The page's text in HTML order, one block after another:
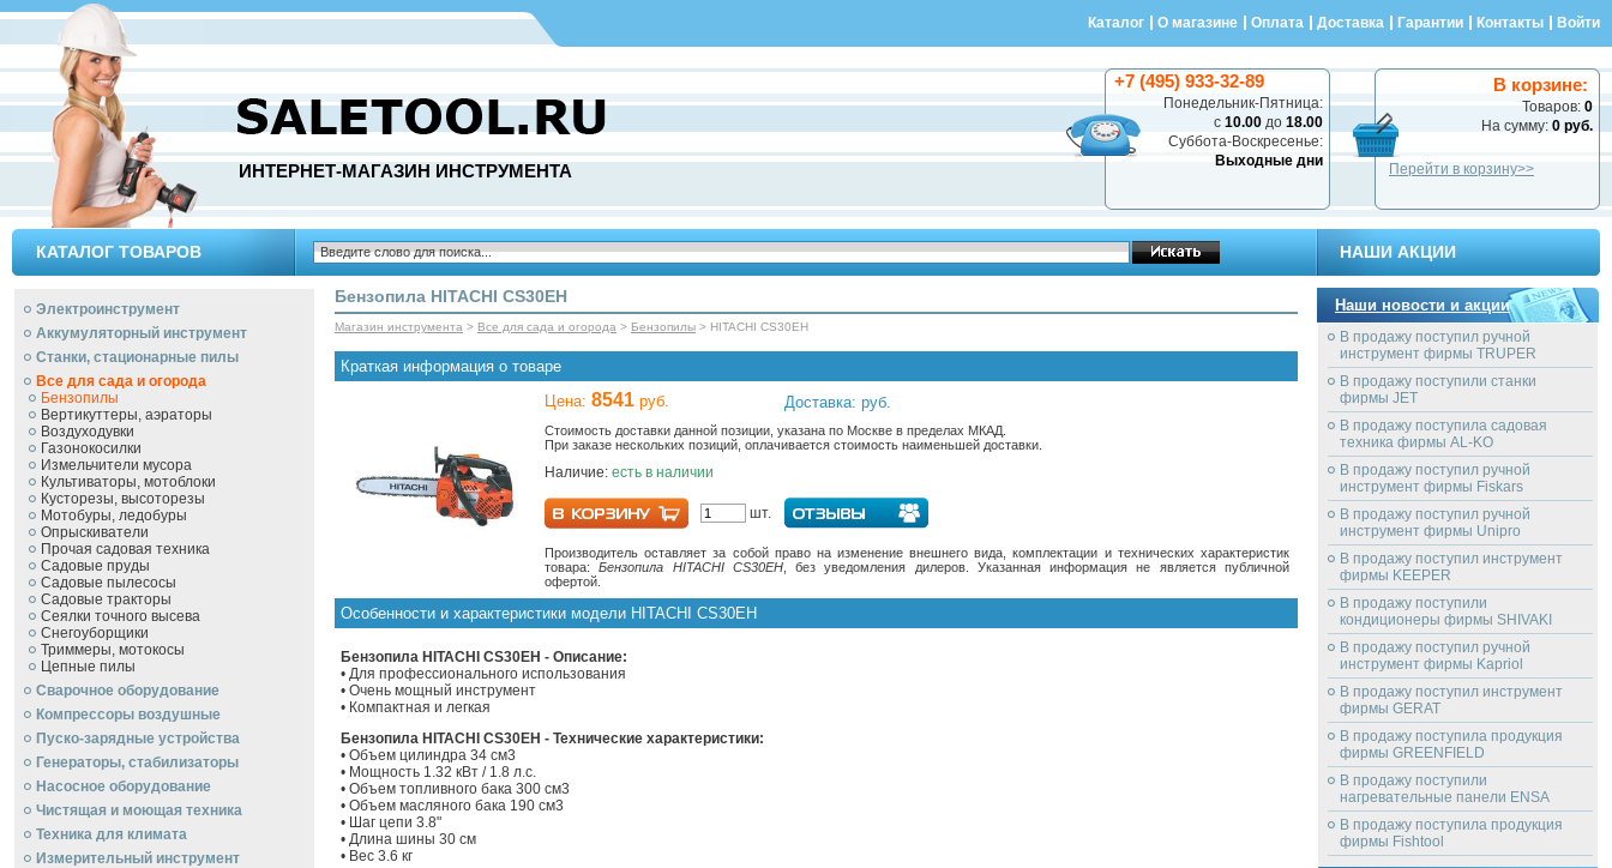
Каталог О магазине Оплата Доставка Гарантии Контакты Войти
ИНТЕРНЕТ-МАГАЗИН ИНСТРУМЕНТА
В корзине:
Товаров: 0
На сумму: 0 руб.
Перейти в корзину>>
+7 (495) 933-32-89
Понедельник-Пятница:
с 10.00 до 18.00
Суббота-Воскресенье:
Выходные дни
КАТАЛОГ ТОВАРОВ НАШИ АКЦИИ
Электроинструмент
Аккумуляторный инструмент
Станки, стационарные пилы
Все для сада и огорода
Бензопилы
Вертикуттеры, аэраторы
Воздуходувки
Газонокосилки
Измельчители мусора
Культиваторы, мотоблоки
Кусторезы, высоторезы
Мотобуры, ледобуры
Опрыскиватели
Прочая садовая техника
Садовые пруды
Садовые пылесосы
Садовые тракторы
Сеялки точного высева
Снегоуборщики
Триммеры, мотокосы
Цепные пилы
Сварочное оборудование
Компрессоры воздушные
Пуско-зарядные устройства
Генераторы, стабилизаторы
Насосное оборудование
Чистящая и моющая техника
Техника для климата
Измерительный инструмент
Бензопила HITACHI CS30EH
Магазин инструмента > Все для сада и огорода > Бензопилы > HITACHI CS30EH
Краткая информация о товаре
Цена: 8541 руб. Доставка: руб.
Стоимость доставки данной позиции, указана по Москве в пределах МКАД.
При заказе нескольких позиций, оплачивается стоимость наименьшей доставки.
Наличие: есть в наличии
шт.
Производитель оставляет за собой право на изменение внешнего вида, комплектации и технических характеристик
товара:Бензопила HITACHI CS30EH, без уведомления дилеров. Указанная информация не является публичной
офертой.
Особенности и характеристики модели HITACHI CS30EH
Бензопила HITACHI CS30EH - Описание:
• Для профессионального использования
• Очень мощный инструмент
• Компактная и легкая
Бензопила HITACHI CS30EH - Технические характеристики:
• Объем цилиндра 34 см3
• Мощность 1.32 кВт / 1.8 л.с.
• Объем топливного бака 300 см3
• Объем масляного бака 190 см3
• Шаг цепи 3.8"
• Длина шины 30 см
• Вес 3.6 кг
Наши новости и акции
В продажу поступил ручной
инструмент фирмы TRUPER
В продажу поступили станки
фирмы JET
В продажу поступила садовая
техника фирмы AL-KO
В продажу поступил ручной
инструмент фирмы Fiskars
В продажу поступил ручной
инструмент фирмы Unipro
В продажу поступил инструмент
фирмы KEEPER
В продажу поступили
кондиционеры фирмы SHIVAKI
В продажу поступил ручной
инструмент фирмы Kapriol
В продажу поступил инструмент
фирмы GERAT
В продажу поступила продукция
фирмы GREENFIELD
В продажу поступили
нагревательные панели ENSA
В продажу поступила продукция
фирмы Fishtool